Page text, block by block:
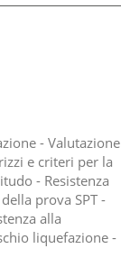
- Valutazione
e criteri per la
- Resistenza
prova SPT -
alla
liquefazione -